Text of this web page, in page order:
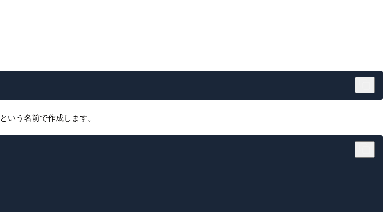
という名前で作成します。